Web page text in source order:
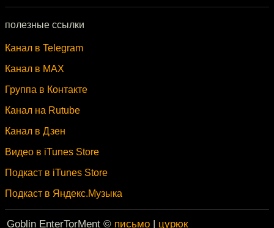
полезные ссылки
Канал в Telegram
Канал в MAX
Группа в Контакте
Канал на Rutube
Канал в Дзен
Видео в iTunes Store
Подкаст в iTunes Store
Подкаст в Яндекс.Музыка
Goblin EnterTorMent © письмо | цурюк